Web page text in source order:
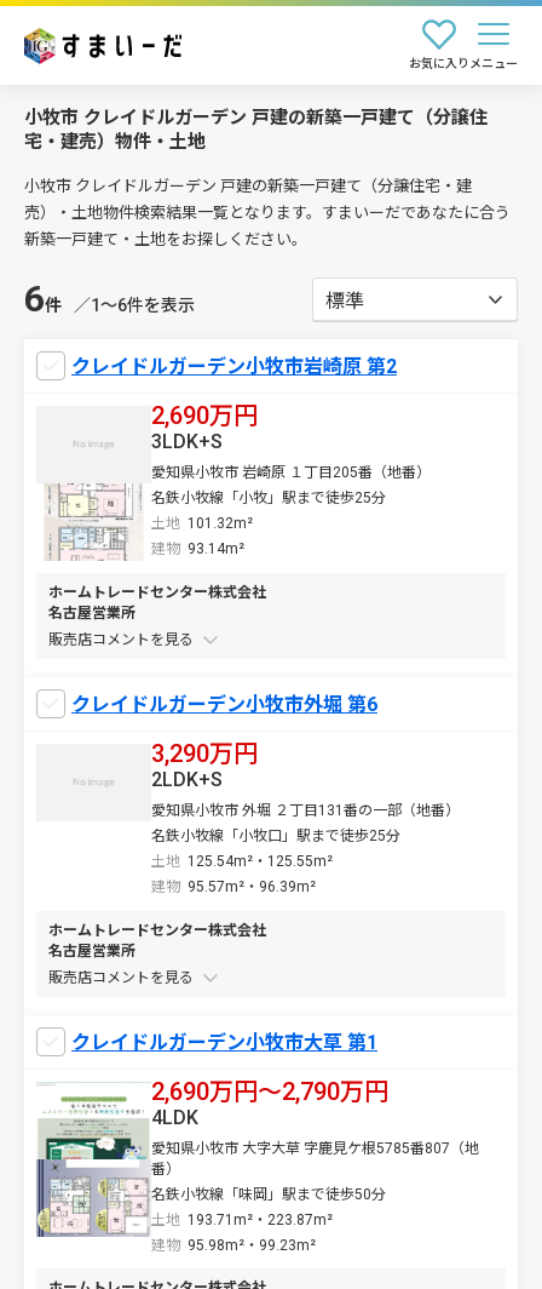
お気に入り メニュー
小牧市 クレイドルガーデン 戸建の新築一戸建て（分譲住
宅・建売）物件・土地
小牧市 クレイドルガーデン 戸建の新築一戸建て（分譲住宅・建
売）・土地物件検索結果一覧となります。すまいーだであなたに合う
新築一戸建て・土地をお探しください。
6件 ／1〜6件を表示
クレイドルガーデン小牧市岩崎原 第2
2,690万円
愛知県小牧市 岩崎原 １丁目205番（地番）
名鉄小牧線「小牧」駅まで徒歩25分
土地 101.32m²
3LDK+S
建物 93.14m²
ホームトレードセンター株式会社
名古屋営業所
販売店コメントを
クレイドルガーデン小牧市外堀 第6
3,290万円
愛知県小牧市 外堀 ２丁目131番の一部（地番）
名鉄小牧線「小牧口」駅まで徒歩25分
土地 125.54m²・125.55m²
2LDK+S
建物 95.57m²・96.39m²
ホームトレードセンター株式会社
名古屋営業所
販売店コメントを
クレイドルガーデン小牧市大草 第1
2,690万円〜2,790万円
愛知県小牧市 大字大草 字鹿見ケ根5785番807（地
番）
名鉄小牧線「味岡」駅まで徒歩50分
土地 193.71m²・223.87m²
4LDK
建物 95.98m²・99.23m²